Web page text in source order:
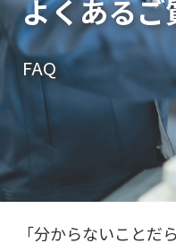
よくあるご
FAQ
「分からないことだ